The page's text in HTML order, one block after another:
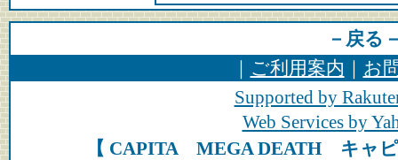
－戻る
｜ ご利用案内 ｜ お
Supported by
Web Services by
【 CAPITA MEGA DEATH キャ